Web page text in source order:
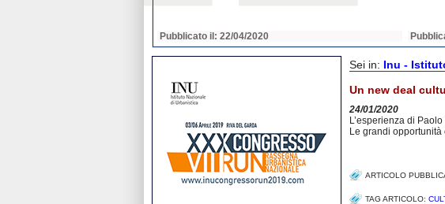
Pubblicato il: 22/04/2020
Sei in: Inu -
Un new deal
24/01/2020
L’esperienza di
Le grandi
ARTICOLO
TAG ARTICOLO: